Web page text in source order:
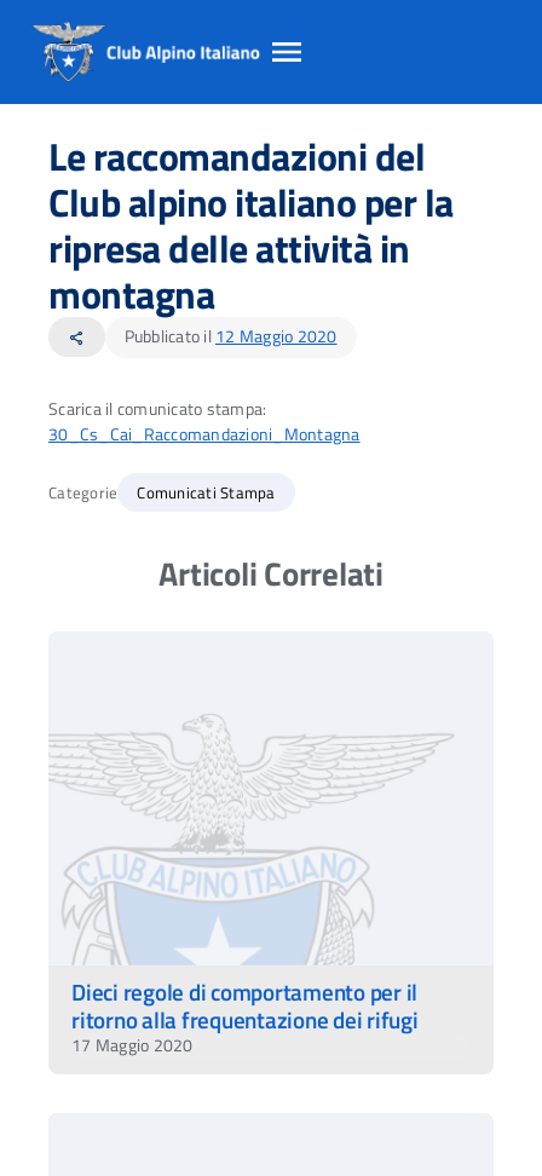
Salta
contento
principale
Salta
Salta
Le raccomandazioni del
Club alpino italiano per la
ripresa delle attività in
montagna
share Pubblicato il 12 Maggio 2020
Scarica il comunicato stampa:
30_Cs_Cai_Raccomandazioni_Montagna
Categorie Comunicati Stampa
Articoli Correlati
Dieci regole di comportamento per il
ritorno alla frequentazione dei rifugi
17 Maggio 2020